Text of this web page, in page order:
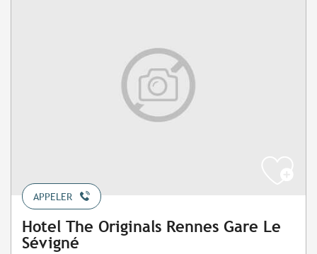
APPELER
Hotel The Originals Rennes Gare Le
Sévigné